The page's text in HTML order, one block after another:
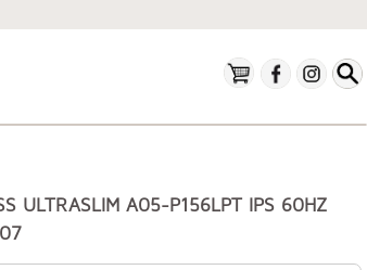
ULTRASLIM A05-P156LPT IPS 60HZ